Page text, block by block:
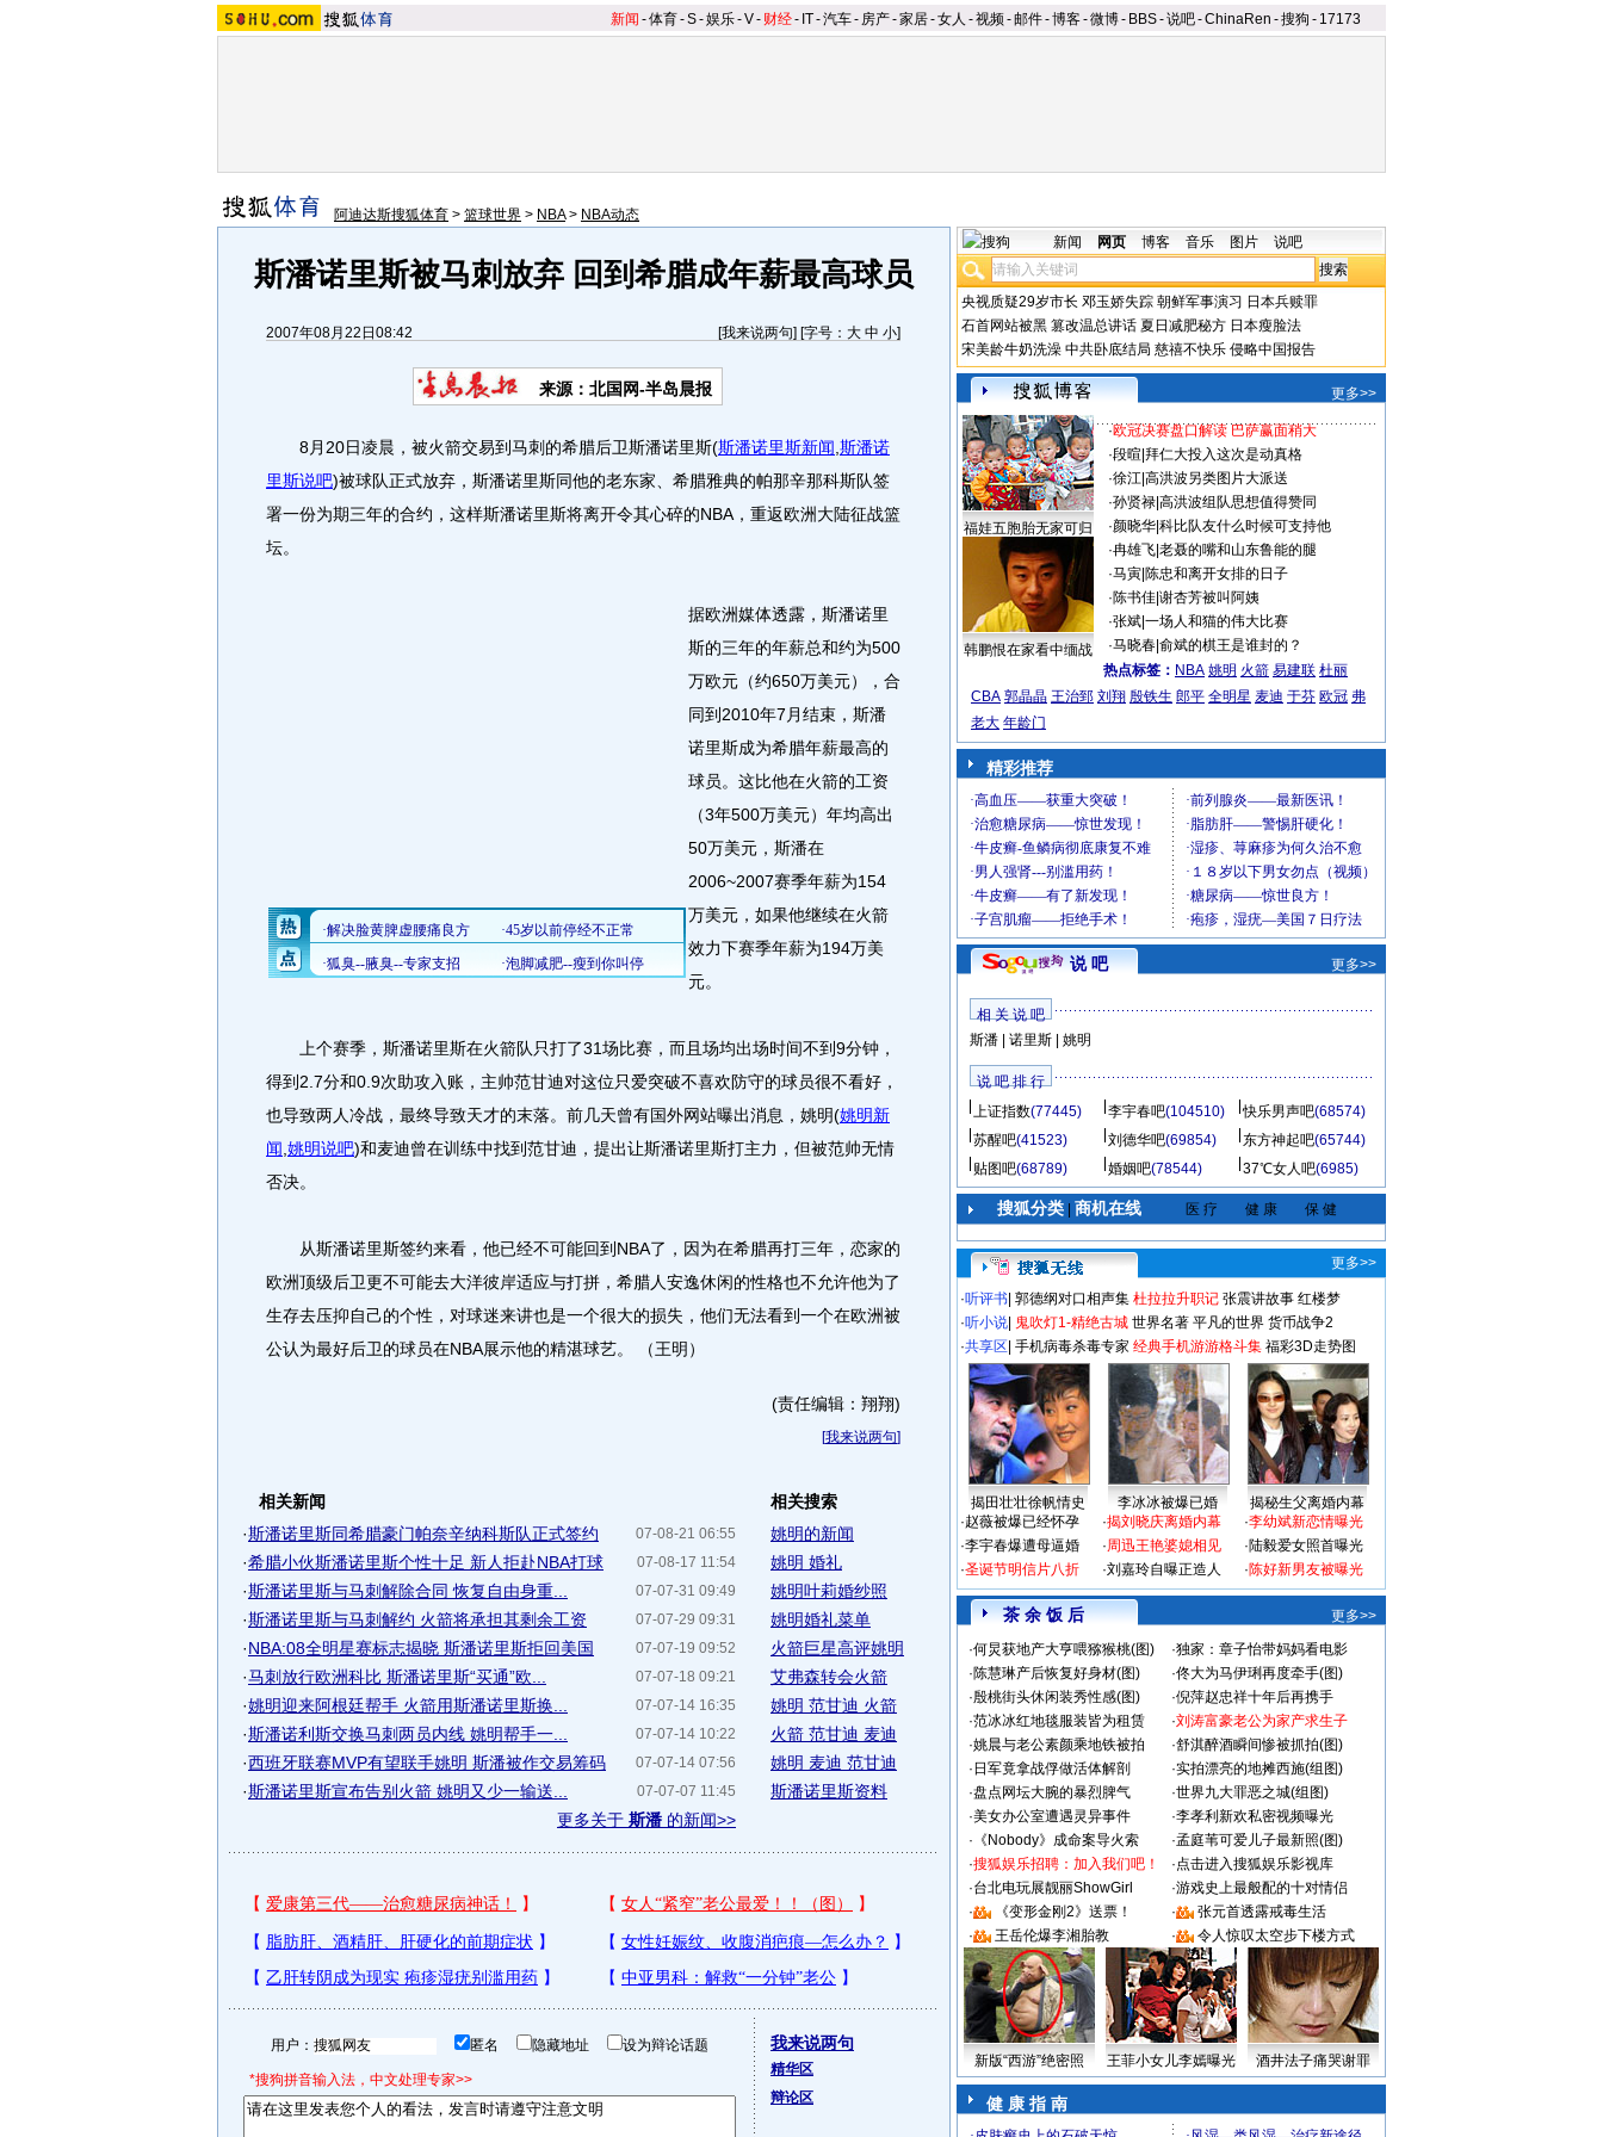
新闻 -体育-S-娱乐-V- 财经- IT-汽车- 房产-家居-女人 -视频-邮件-博客-微博- BBS-说吧-ChinaRen -搜狗 - 17173
阿迪达斯搜狐体育 > 篮球世界 > NBA> NBA动态
斯潘诺里斯被马刺放弃 回到希腊成年薪最高球员
2007年08月22日08:42 [我来说两句] [字号： 大 中 小]
来源：北国网-半岛晨报
8月20日凌晨，被火箭交易到马刺的希腊后卫斯潘诺里斯(斯潘诺里斯新闻 斯潘诺
里斯说吧)被球队正式放弃，斯潘诺里斯同他的老东家、希腊雅典的帕那辛那科斯队签
署一份为期三年的合约，这样斯潘诺里斯将离开令其心碎的NBA，重返欧洲大陆征战篮
坛。
据欧洲媒体透露，斯潘诺里
斯的三年的年薪总和约为500
万欧元（约650万美元），合
同到2010年7月结束，斯潘
诺里斯成为希腊年薪最高的
球员。这比他在火箭的工资
（3年500万美元）年均高出
50万美元，斯潘在
2006~2007赛季年薪为154
万美元，如果他继续在火箭
效力下赛季年薪为194万美
元。
上个赛季，斯潘诺里斯在火箭队只打了31场比赛，而且场均出场时间不到9分钟，
得到2.7分和0.9次助攻入账，主帅范甘迪对这位只爱突破不喜欢防守的球员很不看好，
也导致两人冷战，最终导致天才的末落。前几天曾有国外网站曝出消息，姚明(姚明新
闻 姚明说吧)和麦迪曾在训练中找到范甘迪，提出让斯潘诺里斯打主力，但被范帅无情
否决。
从斯潘诺里斯签约来看，他已经不可能回到NBA了，因为在希腊再打三年，恋家的
欧洲顶级后卫更不可能去大洋彼岸适应与打拼，希腊人安逸休闲的性格也不允许他为了
生存去压抑自己的个性，对球迷来讲也是一个很大的损失，他们无法看到一个在欧洲被
公认为最好后卫的球员在NBA展示他的精湛球艺。 （王明）
(责任编辑：翔翔)
[我来说两句]
相关新闻
07-08-21 06:55
·斯潘诺里斯同希腊豪门帕奈辛纳科斯队正式签约
07-08-17 11:54
·希腊小伙斯潘诺里斯个性十足 新人拒赴NBA打球
07-07-31 09:49
·斯潘诺里斯与马刺解除合同 恢复自由身重...
07-07-29 09:31
·斯潘诺里斯与马刺解约 火箭将承担其剩余工资
07-07-19 09:52
·NBA:08全明星赛标志揭晓 斯潘诺里斯拒回美国
07-07-18 09:21
·马刺放行欧洲科比 斯潘诺里斯“买通”欧...
07-07-14 16:35
·姚明迎来阿根廷帮手 火箭用斯潘诺里斯换...
07-07-14 10:22
·斯潘诺利斯交换马刺两员内线 姚明帮手一...
07-07-14 07:56
·西班牙联赛MVP有望联手姚明 斯潘被作交易筹码
07-07-07 11:45
·斯潘诺里斯宣布告别火箭 姚明又少一输送...
更多关于 斯潘 的新闻>>
相关搜索
姚明的新闻
姚明 婚礼
姚明叶莉婚纱照
姚明婚礼菜单
火箭巨星高评姚明
艾弗森转会火箭
姚明 范甘迪 火箭
火箭 范甘迪 麦迪
姚明 麦迪 范甘迪
斯潘诺里斯资料
用户： 匿名 隐藏地址 设为辩论话题
*搜狗拼音输入法，中文处理专家>>
我来说两句
精华区
辩论区
新闻 网页 博客 音乐 图片 说吧
央视质疑29岁市长 邓玉娇失踪 朝鲜军事演习 日本兵赎罪
石首网站被黑 篡改温总讲话 夏日减肥秘方 日本瘦脸法
宋美龄牛奶洗澡 中共卧底结局 慈禧不快乐 侵略中国报告
更多>>
福娃五胞胎无家可归
韩鹏恨在家看中缅战
·欧冠决赛盘口解读 巴萨赢面稍大
·段暄 拜仁大投入这次是动真格
·徐江| 高洪波另类图片大派送
·孙贤禄| 高洪波组队思想值得赞同
·颜晓华| 科比队友什么时候可支持他
·冉雄飞| 老聂的嘴和山东鲁能的腿
·马寅| 陈忠和离开女排的日子
·陈书佳| 谢杏芳被叫阿姨
·张斌| 一场人和猫的伟大比赛
·马晓春| 俞斌的棋王是谁封的？
热点标签： NBA 姚明 火箭 易建联 杜丽
CBA 郭晶晶 王治郅 刘翔 殷铁生 郎平 全明星 麦迪 于芬 欧冠 弗
老大 年龄门
精彩推荐
说 吧 更多>>
相 关 说 吧
斯潘| 诺里斯| 姚明
说 吧 排 行
上证指数(77445) 李宇春吧(104510) 快乐男声吧(68574)
苏醒吧(41523) 刘德华吧(69854) 东方神起吧(65744)
贴图吧(68789) 婚姻吧(78544) 37℃女人吧(6985)
搜狐分类| 商机在线 医 疗 健 康 保 健
更多>>
·听评书 郭德纲对口相声集 杜拉拉升职记 张震讲故事 红楼梦
·听小说 鬼吹灯1-精绝古城 世界名著 平凡的世界 货币战争2
·共享区 手机病毒杀毒专家 经典手机游游格斗集 福彩3D走势图
揭田壮壮徐帆情史 李冰冰被爆已婚
揭秘生父离婚内幕
·赵薇被爆已经怀孕
·李宇春爆遭母逼婚
·圣诞节明信片八折
·揭刘晓庆离婚内幕
·周迅王艳婆媳相见
·刘嘉玲自曝正造人
·李幼斌新恋情曝光
·陆毅爱女照首曝光
·陈好新男友被曝光
茶 余 饭 后
更多>>
·何炅获地产大亨喂猕猴桃(图) ·独家：章子怡带妈妈看电影
·陈慧琳产后恢复好身材(图) ·佟大为马伊琍再度牵手(图)
·殷桃街头休闲装秀性感(图) ·倪萍赵忠祥十年后再携手
·范冰冰红地毯服装皆为租赁 ·刘涛富豪老公为家产求生子
·姚晨与老公素颜乘地铁被拍 ·舒淇醉酒瞬间惨被抓拍(图)
· 日军竟拿战俘做活体解剖 ·实拍漂亮的地摊西施(组图)
·盘点网坛大腕的暴烈脾气 ·世界九大罪恶之城(组图)
·美女办公室遭遇灵异事件 ·李孝利新欢私密视频曝光
· 《Nobody》成命案导火索 ·孟庭苇可爱儿子最新照(图)
·搜狐娱乐招聘：加入我们吧！ ·点击进入搜狐娱乐影视库
·台北电玩展靓丽ShowGirl ·游戏史上最般配的十对情侣
·
《变形金刚2》送票！ ·
张元首透露戒毒生活
·
王岳伦爆李湘胎教 · 令人惊叹太空步下楼方式
新版“西游”绝密照 王菲小女儿李嫣曝光 酒井法子痛哭谢罪
健 康 指 南